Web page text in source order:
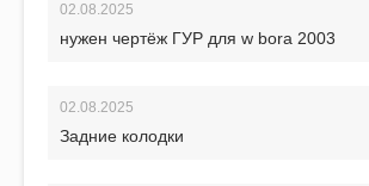
02.08.2025
нужен чертёж ГУР для w bora 2003
02.08.2025
Задние колодки